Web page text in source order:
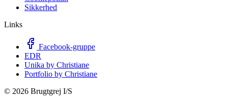
Sikkerhed
Links
Facebook-gruppe
EDR
Unika by Christiane
Portfolio by Christiane
© 2026 Brugtgrej I/S